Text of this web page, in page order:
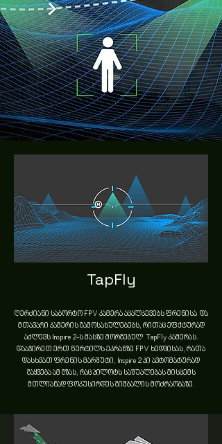
TapFly
ღერძიანი საბორტო FPV კამერა აცალკევებს ფრენისა და
მთავარი კამერის გამოსახულებებს, რითაც ეფქტურად
აძლევს Inspire 2-ს მასზე მორგებულ TapFly კამერას.
დააჭირეთ ერთ წერტილს ეკრანზე FPV ხედვისას, რათა
დასხვათ ფრენის მარშუტი, Inspire 2 კი ავტომატურად
გაყვება ამ გზას, რაც პილოტს საშუალებას მისცემს
მთლიანად ფოკუსირდეს გიმბალის მოძრაობაზე.